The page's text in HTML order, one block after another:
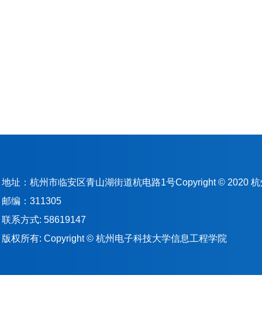
地址：杭州市临安区青山湖街道杭电路1号Copyright © 2020
邮编：311305
联系方式: 58619147
版权所有: Copyright © 杭州电子科技大学信息工程学院